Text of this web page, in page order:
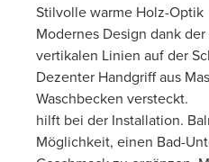
Stilvolle warme Holz-Optik
Modernes Design dank
vertikalen Linien auf der
Dezenter Handgriff aus
Waschbecken versteckt.
hilft bei der Installation.
Möglichkeit, einen Bad-